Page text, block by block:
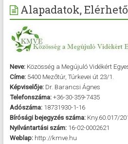
Alapadatok,
Neve:Közösség a Megújuló Vidékért
Címe:5400 Mezőtúr, Túrkevei út 23/1.
Képviselője:Dr. Barancsi Ágnes
Telefonszáma:+36-30-359-7435
Adószáma:18731930-1-16
Bírósági bejegyzés száma:Kny.60.017/
Nyilvántartási szám:16-02-0002621
Weblap:http://kmve.hu